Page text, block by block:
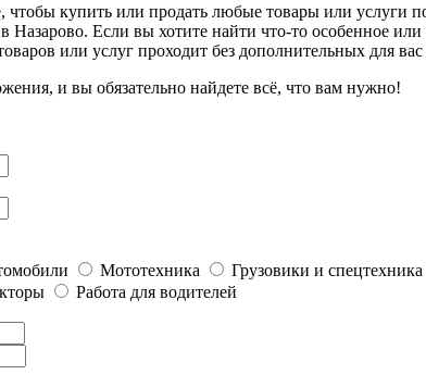
чтобы купить или продать любые товары или
Назарово. Если вы хотите найти что-то особенное
или услуг проходит без дополнительных для вас
и вы обязательно найдете всё, что вам нужно!
Мототехника Грузовики и спецтехника
Работа для водителей